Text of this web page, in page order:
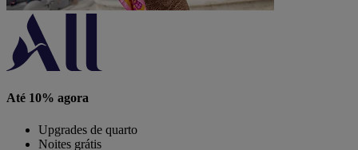
Até 10% agora
Upgrades de quarto
Noites grátis